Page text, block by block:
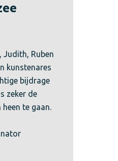
Judith, Ruben
kunstenares
bijdrage
zeker de
te gaan.